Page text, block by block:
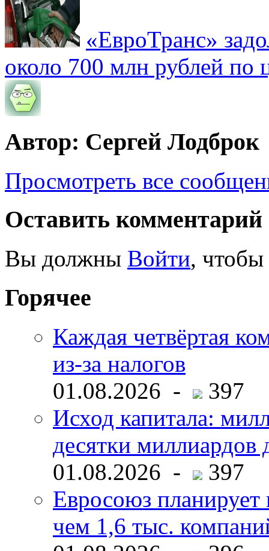
«ЕвроТранс»
около 700 млн рублей
Автор: Сергей Лодброк
Просмотреть все
Оставить комментарий
Вы должны Войти, чтобы
Горячее
Каждая четвёртая
из-за налогов
01.08.2026 -
397
Исход капитала:
десятки миллиардов
01.08.2026 -
397
Евросоюз планирует
чем 1,6 тыс.